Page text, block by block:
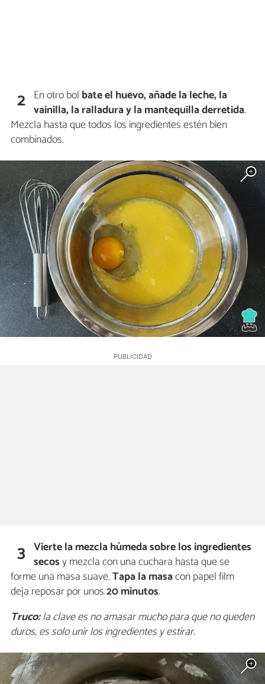
2 En otro bol bate el huevo,añade la leche, la
vainilla, la ralladura y la mantequilla derretida.
Mezcla hasta que todos los ingredientes estén bien
combinados.
3 Vierte la mezcla húmeda sobre los ingredientes
secosy mezcla con una cuchara hasta que se
forme una masa suave.Tapa la masacon papel film
deja reposar por unos20 minutos.
Truco:la clave es no amasar mucho para que no queden
duros, es solo unir los ingredientes y estirar.